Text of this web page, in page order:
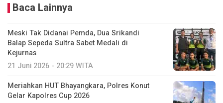
Baca Lainnya
Meski Tak Didanai Pemda, Dua Srikandi
Balap Sepeda Sultra Sabet Medali di
Kejurnas
21 Juni 2026 - 20:29 WITA
Meriahkan HUT Bhayangkara, Polres Konut
Gelar Kapolres Cup 2026